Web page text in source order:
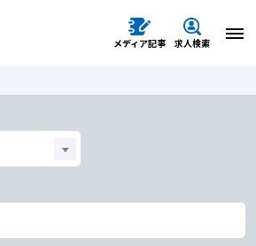
メディア記事 求人検索